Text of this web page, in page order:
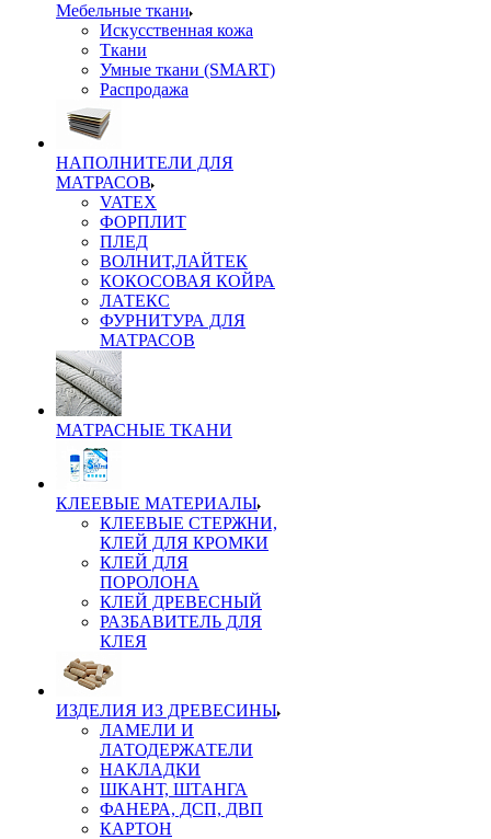
Мебельные ткани
Искусственная кожа
Ткани
Умные ткани (SMART)
Распродажа
НАПОЛНИТЕЛИ ДЛЯ
МАТРАСОВ
VATEX
ФОРПЛИТ
ПЛЕД
ВОЛНИТ,ЛАЙТЕК
КОКОСОВАЯ КОЙРА
ЛАТЕКС
ФУРНИТУРА ДЛЯ
МАТРАСОВ
МАТРАСНЫЕ ТКАНИ
КЛЕЕВЫЕ МАТЕРИАЛЫ
КЛЕЕВЫЕ СТЕРЖНИ,
КЛЕЙ ДЛЯ КРОМКИ
КЛЕЙ ДЛЯ
ПОРОЛОНА
КЛЕЙ ДРЕВЕСНЫЙ
РАЗБАВИТЕЛЬ ДЛЯ
КЛЕЯ
ИЗДЕЛИЯ ИЗ ДРЕВЕСИНЫ
ЛАМЕЛИ И
ЛАТОДЕРЖАТЕЛИ
НАКЛАДКИ
ШКАНТ, ШТАНГА
ФАНЕРА, ДСП, ДВП
КАРТОН